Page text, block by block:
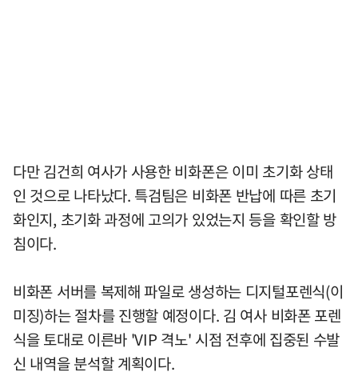
다만 김건희 여사가 사용한 비화폰은 이미 초기화 상태
인 것으로 나타났다. 특검팀은 비화폰 반납에 따른 초기
화인지, 초기화 과정에 고의가 있었는지 등을 확인할 방
침이다.
비화폰 서버를 복제해 파일로 생성하는 디지털포렌식(이
미징)하는 절차를 진행할 예정이다. 김 여사 비화폰 포렌
식을 토대로 이른바 'VIP 격노' 시점 전후에 집중된 수발
신 내역을 분석할 계획이다.